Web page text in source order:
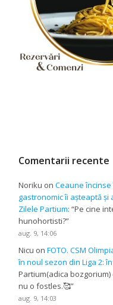
Comentarii recente
Noriku onCeaune
gastronomic îi așteaptă
Zilele Partium: “Pe cine
hunohortisti?”
aug. 9, 14:06
Nicu onFOTO. CSM
în noul sezon din Liga 2:
Partium(adica
nu o fostles.🥰”
aug. 9, 14:03